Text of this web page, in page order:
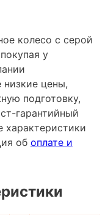
колесо с серой
у
цены,
подготовку,
гарантийный
характеристики
об оплате и